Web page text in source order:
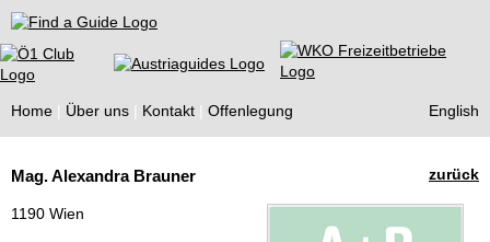
Find a Guide
Home Über uns Kontakt Offenlegung English
Guides
zurück
Mag. Alexandra Brauner
1190 Wien